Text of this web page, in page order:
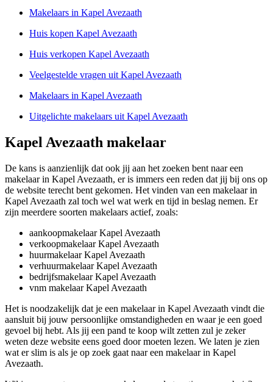
Makelaars in Kapel Avezaath
Huis kopen Kapel Avezaath
Huis verkopen Kapel Avezaath
Veelgestelde vragen uit Kapel Avezaath
Makelaars in Kapel Avezaath
Uitgelichte makelaars uit Kapel Avezaath
Kapel Avezaath makelaar
De kans is aanzienlijk dat ook jij aan het zoeken bent naar een
makelaar in Kapel Avezaath, er is immers een reden dat jij bij ons op
de website terecht bent gekomen. Het vinden van een makelaar in
Kapel Avezaath zal toch wel wat werk en tijd in beslag nemen. Er
zijn meerdere soorten makelaars actief, zoals:
aankoopmakelaar Kapel Avezaath
verkoopmakelaar Kapel Avezaath
huurmakelaar Kapel Avezaath
verhuurmakelaar Kapel Avezaath
bedrijfsmakelaar Kapel Avezaath
vnm makelaar Kapel Avezaath
Het is noodzakelijk dat je een makelaar in Kapel Avezaath vindt die
aansluit bij jouw persoonlijke omstandigheden en waar je een goed
gevoel bij hebt. Als jij een pand te koop wilt zetten zul je zeker
weten deze website eens goed door moeten lezen. We laten je zien
wat er slim is als je op zoek gaat naar een makelaar in Kapel
Avezaath.